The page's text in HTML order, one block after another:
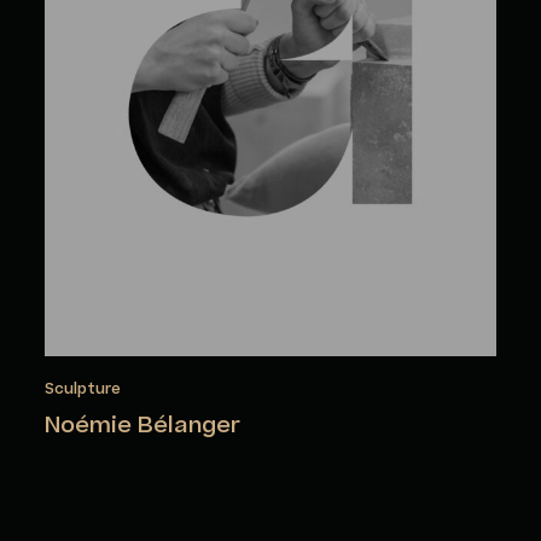
Sculpture
Noémie Bélanger